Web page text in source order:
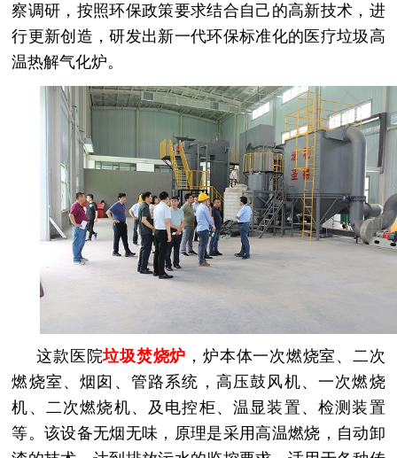
察调研，按照环保政策要求结合自己的高新技术，进
行更新创造，研发出新一代环保标准化的医疗垃圾高
温热解气化炉。
这款医院垃圾焚烧炉 ，炉本体一次燃烧室、二次
燃烧室、烟囱、管路系统，高压鼓风机、一次燃烧
机、二次燃烧机、及电控柜、温显装置、检测装置
等。该设备无烟无味，原理是采用高温燃烧，自动卸